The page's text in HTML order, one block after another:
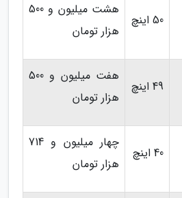
50 اینچ
هشت میلیون و 500
هزار تومان
49 اینچ
هفت میلیون و 500
هزار تومان
40 اینچ
چهار میلیون و 714
هزار تومان